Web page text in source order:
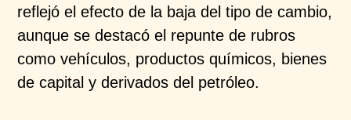
reflejó el efecto de la baja del tipo de cambio,
aunque se destacó el repunte de rubros
como vehículos, productos químicos, bienes
de capital y derivados del petróleo.